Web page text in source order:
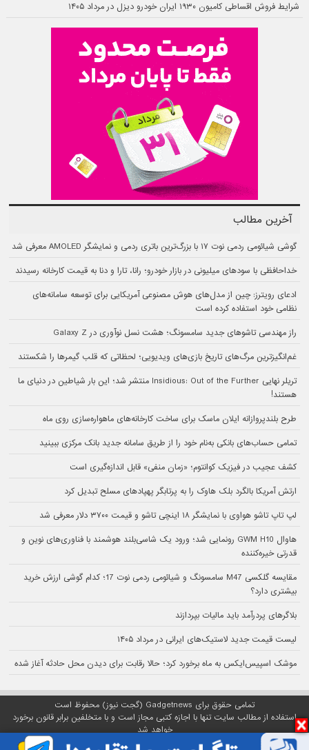
شرایط فروش اقساطی کامیون ۱۹۳۰ ایران خودرو دیزل در مرداد ۱۴۰۵
آخرین مطالب
گوشی شیائومی ردمی نوت ۱۷ با بزرگ‌ترین باتری ردمی و نمایشگر AMOLED معرفی شد
خداحافظی با سودهای میلیونی در بازار خودرو؛ رانا، تارا و دنا به قیمت کارخانه رسیدند
ادعای رویترز: چین از مدل‌های هوش مصنوعی آمریکایی برای توسعه سامانه‌های
نظامی خود استفاده کرده است
راز مهندسی تاشوهای جدید سامسونگ؛ هشت نسل نوآوری در Galaxy Z
غم‌انگیزترین مرگ‌های تاریخ بازی‌های ویدیویی؛ لحظاتی که قلب گیمرها را شکستند
تریلر نهایی Insidious: Out of the Further منتشر شد؛ این بار شیاطین در دنیای ما
هستند!
طرح بلندپروازانه ایلان ماسک برای ساخت کارخانه‌های ماهواره‌سازی روی ماه
تمامی حساب‌های بانکی به‌نام خود را از طریق سامانه جدید بانک مرکزی ببینید
کشف عجیب در فیزیک کوانتوم؛ «زمان منفی» قابل اندازه‌گیری است
ارتش آمریکا بالگرد بلک هاوک را به پرتابگر پهپادهای مسلح تبدیل کرد
لپ تاپ تاشو هواوی با نمایشگر ۱۸ اینچی تاشو و قیمت ۳۷۰۰ دلار معرفی شد
هاوال GWM H10 رونمایی شد؛ ورود یک شاسی‌بلند هوشمند با فناوری‌های نوین و
قدرتی خیره‌کننده
مقایسه گلکسی M47 سامسونگ و شیائومی ردمی نوت 17؛ کدام گوشی ارزش خرید
بیشتری دارد؟
بلاگرهای پردرآمد باید مالیات بپردازند
لیست قیمت جدید لاستیک‌های ایرانی در مرداد ۱۴۰۵
موشک اسپیس‌ایکس به ماه برخورد کرد؛ حالا رقابت برای دیدن محل حادثه آغاز شده
تمامی حقوق برای Gadgetnews (گجت نیوز) محفوظ است
استفاده از مطالب سایت تنها با اجازه کتبی مجاز است و با متخلفین برابر قانون برخورد
خواهد شد
پلتفرم گجت نیوز روی
سرور اختصاصیمبین هاست میزبانی می‌شود